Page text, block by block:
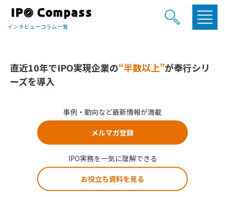
インタビューコラム一覧
直近10年でIPO実現企業の“半数以上”が奉行シリ
ーズを導入
事例・動向など最新情報が満載
メルマガ登録
IPO実務を一気に理解できる
お役立ち資料を見る